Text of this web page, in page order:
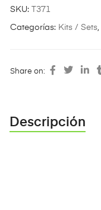
SKU: T371
Categorías: Kits / Sets,
Share on:
Descripción